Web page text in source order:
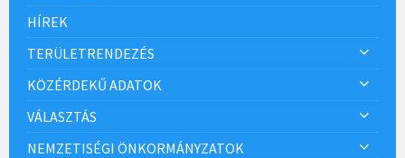
HÍREK
TERÜLETRENDEZÉS
KÖZÉRDEKŰ ADATOK
VÁLASZTÁS
NEMZETISÉGI ÖNKORMÁNYZATOK